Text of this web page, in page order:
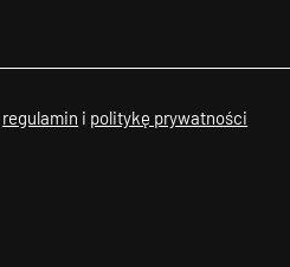
regulamin i politykę prywatności